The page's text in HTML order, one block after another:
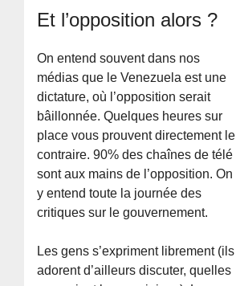
Et l’opposition alors ?
On entend souvent dans nos
médias que le Venezuela est une
dictature, où l’opposition serait
bâillonnée. Quelques heures sur
place vous prouvent directement le
contraire. 90% des chaînes de télé
sont aux mains de l’opposition. On
y entend toute la journée des
critiques sur le gouvernement.
Les gens s’expriment librement (ils
adorent d’ailleurs discuter, quelles